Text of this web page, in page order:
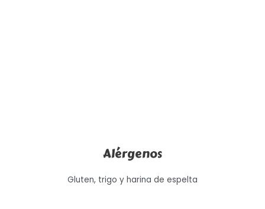
Alérgenos
Gluten, trigo y harina de espelta